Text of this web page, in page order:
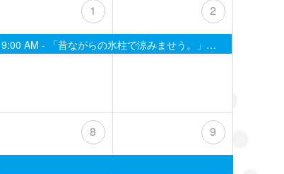
1
9:00 AM - 「昔ながらの氷柱で涼みませう。」無鄰菴カフェにて日数限定で設置中。
2
8 9